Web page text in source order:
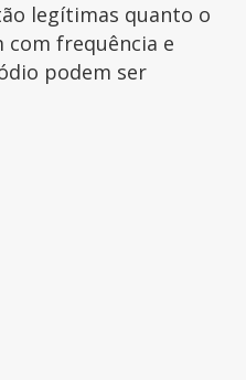
legítimas quanto o
com frequência e
podem ser